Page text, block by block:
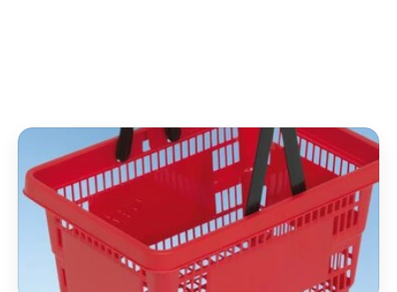
Über uns
Kontakt aufnehmen